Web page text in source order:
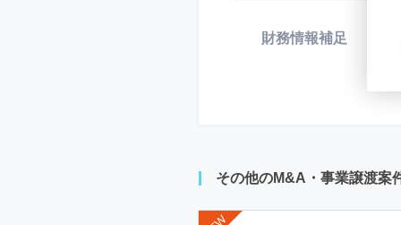
財務情報補足
その他のM&A・事業譲渡案